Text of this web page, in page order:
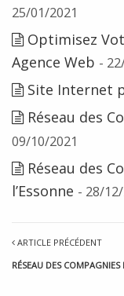
25/01/2021
Optimisez
Agence Web -
Site Internet
Réseau des
09/10/2021
Réseau des
l’Essonne - 28/
ARTICLE PRÉCÉDENT
RÉSEAU DES